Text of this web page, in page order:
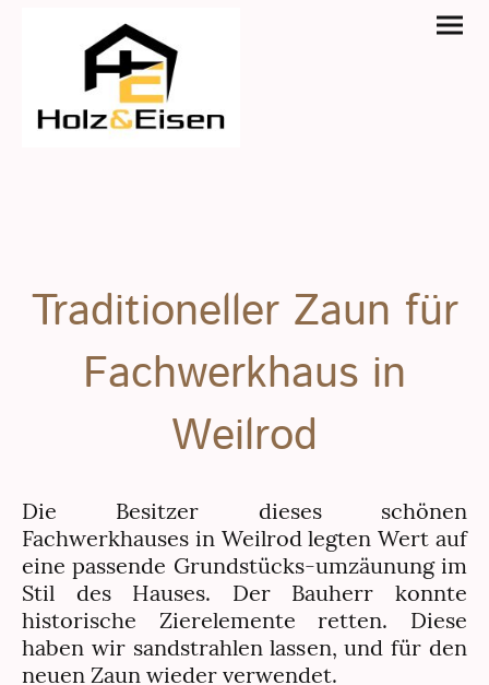
Traditioneller Zaun für
Fachwerkhaus in
Weilrod
Die Besitzer dieses schönen
Fachwerkhauses in Weilrod legten Wert auf
eine passende Grundstücks-umzäunung im
Stil des Hauses. Der Bauherr konnte
historische Zierelemente retten. Diese
haben wir sandstrahlen lassen, und für den
neuen Zaun wieder verwendet.